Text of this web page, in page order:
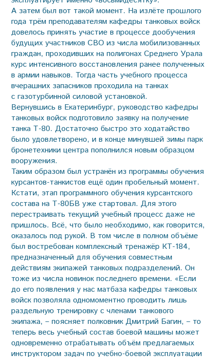
А затем был вот такой момент. На излёте прошлого
года трём преподавателям кафедры танковых войск
довелось принять участие в процессе дообучения
будущих участников СВО из числа мобилизованных
граждан, проходивших на полигонах Среднего Урала
курс интенсивного восстановления ранее полученных
в армии навыков. Тогда часть учебного процесса
вчерашних запасников проходила на танках
с газотурбинной силовой установкой.
Вернувшись в Екатеринбург, руководство кафедры
танковых войск подготовило заявку на получение
танка Т-80. Достаточно быстро это ходатайство
было удовлетворено, и в конце минувшей зимы парк
бронетехники центра пополнился новым образцом
вооружения.
Таким образом был устранён из программы обучения
курсантов-танкистов ещё один пробельный момент.
Кстати, этап программного обучения курсантского
состава на Т-80БВ уже стартовал. Для этого
перестраивать текущий учебный процесс даже не
пришлось. Всё, что было необходимо, как говорится,
оказалось под рукой. В том числе в полном объёме
был востребован комплексный тренажёр КТ-184,
предназначенный для обучения совместным
действиям экипажей танковых подразделений. Он
тоже из числа новинок последнего времени. «Если
до его появления у нас матбаза кафедры танковых
войск позволяла одномоментно проводить лишь
раздельную тренировку с членами танкового
экипажа, – поясняет полковник Дмитрий Багин, – то
теперь весь учебный состав боевой машины может
одновременно отрабатывать объём предлагаемых
инструктором задач по учебно-боевой эксплуатации